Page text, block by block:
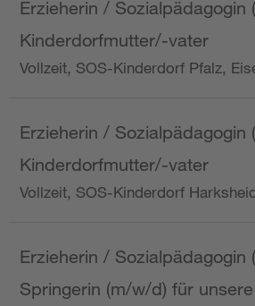
Erzieherin / Sozialpädagogin
Kinderdorfmutter/-vater
Vollzeit, SOS-Kinderdorf Pfalz,
Erzieherin / Sozialpädagogin
Kinderdorfmutter/-vater
Vollzeit, SOS-Kinderdorf
Erzieherin / Sozialpädagogin
Springerin (m/w/d) für